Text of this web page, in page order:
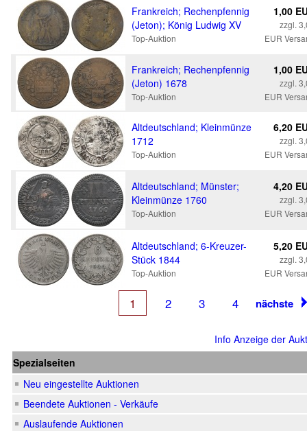
Frankreich; Rechenpfennig
(Jeton); König Ludwig XV
Top-Auktion
1,00
zzgl.
EUR
Frankreich; Rechenpfennig
(Jeton) 1678
Top-Auktion
1,00
zzgl.
EUR
Altdeutschland; Kleinmünze
1712
Top-Auktion
6,20
zzgl.
EUR
Altdeutschland; Münster;
Kleinmünze 1760
Top-Auktion
4,20
zzgl.
EUR
Altdeutschland; 6-Kreuzer-
Stück 1844
Top-Auktion
5,20
zzgl.
EUR
1 2 3 4 nächste
Info Anzeige der
Spezialseiten
Neu eingestellte Auktionen
Beendete Auktionen - Verkäufe
Auslaufende Auktionen